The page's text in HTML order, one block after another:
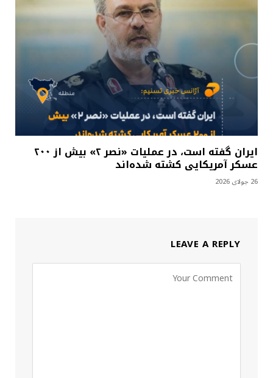
ایران گفته است، در عملیات «نصر ۲» بیش از ۲۰۰
عسکر آمریکایی کشته شده‌اند
26 جولای 2026
LEAVE A REPLY